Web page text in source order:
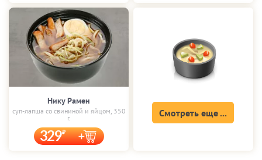
Нику Рамен
суп-лапша со свининой и яйцом, 350
г.
329
Смотреть еще ...